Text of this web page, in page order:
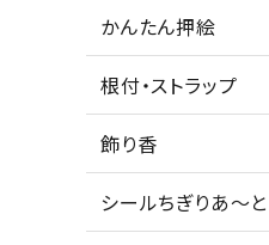
かんたん押絵
根付・ストラップ
飾り香
シールちぎりあ～と